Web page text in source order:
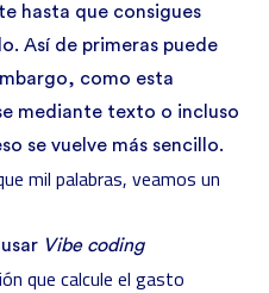
hasta que consigues
Así de primeras puede
como esta
mediante texto o incluso
se vuelve más sencillo.
mil palabras, veamos un
Vibe coding
que calcule el gasto